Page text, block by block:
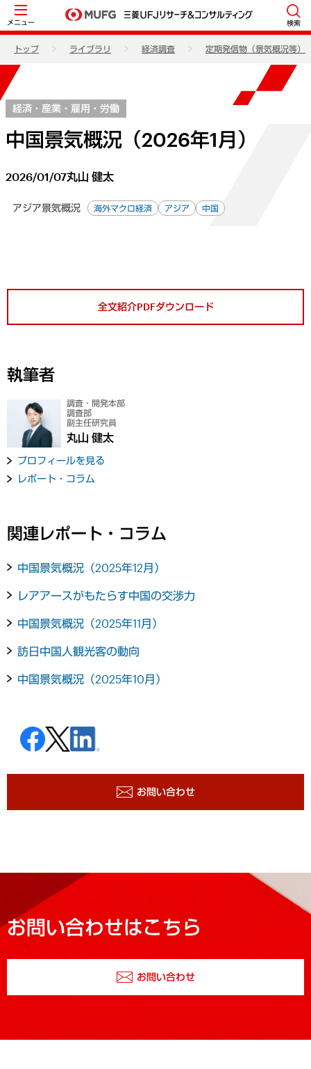
メニュー 検索
トップ ライブラリ 経済調査 定期発信物（景気概況等）
経済・産業・雇用・労働
中国景気概況（2026年1月）
2026/01/07丸山 健太
アジア景気概況 海外マクロ経済 アジア 中国
全文紹介PDFダウンロード
執筆者
調査・開発本部
調査部
副主任研究員
丸山 健太
プロフィールを見る
レポート・コラム
関連レポート・コラム
中国景気概況（2025年12月）
レアアースがもたらす中国の交渉力
中国景気概況（2025年11月）
訪日中国人観光客の動向
中国景気概況（2025年10月）
お問い合わせ
お問い合わせはこちら
お問い合わせ